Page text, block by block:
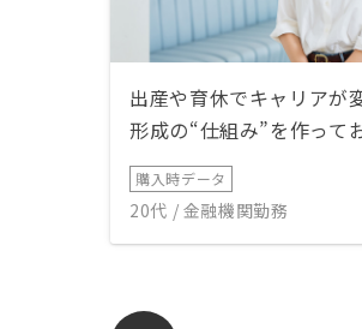
出産や育休でキャリアが
形成の“仕組み”を作って
購入時データ
20代 / 金融機関勤務